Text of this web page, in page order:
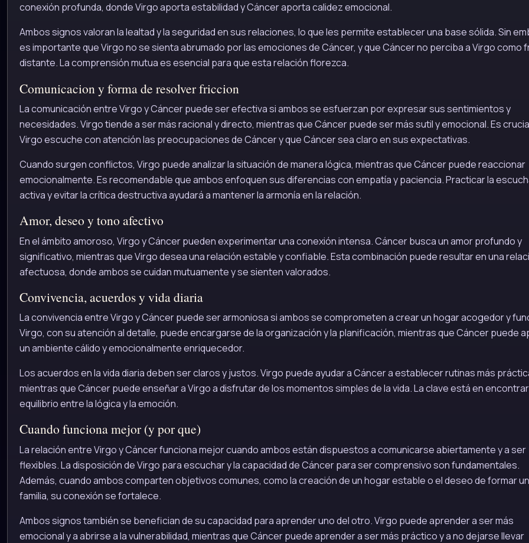
conexión profunda, donde Virgo aporta estabilidad y Cáncer aporta calidez emocional.
Ambos signos valoran la lealtad y la seguridad en sus relaciones, lo que les permite establecer una base sólida. Sin
es importante que Virgo no se sienta abrumado por las emociones de Cáncer, y que Cáncer no perciba a Virgo como
distante. La comprensión mutua es esencial para que esta relación florezca.
Comunicacion y forma de resolver friccion
La comunicación entre Virgo y Cáncer puede ser efectiva si ambos se esfuerzan por expresar sus sentimientos y
necesidades. Virgo tiende a ser más racional y directo, mientras que Cáncer puede ser más sutil y emocional. Es
Virgo escuche con atención las preocupaciones de Cáncer y que Cáncer sea claro en sus expectativas.
Cuando surgen conflictos, Virgo puede analizar la situación de manera lógica, mientras que Cáncer puede reaccionar
emocionalmente. Es recomendable que ambos enfoquen sus diferencias con empatía y paciencia. Practicar la
activa y evitar la crítica destructiva ayudará a mantener la armonía en la relación.
Amor, deseo y tono afectivo
En el ámbito amoroso, Virgo y Cáncer pueden experimentar una conexión intensa. Cáncer busca un amor profundo y
significativo, mientras que Virgo desea una relación estable y confiable. Esta combinación puede resultar en una
afectuosa, donde ambos se cuidan mutuamente y se sienten valorados.
Convivencia, acuerdos y vida diaria
La convivencia entre Virgo y Cáncer puede ser armoniosa si ambos se comprometen a crear un hogar acogedor y
Virgo, con su atención al detalle, puede encargarse de la organización y la planificación, mientras que Cáncer puede
un ambiente cálido y emocionalmente enriquecedor.
Los acuerdos en la vida diaria deben ser claros y justos. Virgo puede ayudar a Cáncer a establecer rutinas más
mientras que Cáncer puede enseñar a Virgo a disfrutar de los momentos simples de la vida. La clave está en
equilibrio entre la lógica y la emoción.
Cuando funciona mejor (y por que)
La relación entre Virgo y Cáncer funciona mejor cuando ambos están dispuestos a comunicarse abiertamente y a ser
flexibles. La disposición de Virgo para escuchar y la capacidad de Cáncer para ser comprensivo son fundamentales.
Además, cuando ambos comparten objetivos comunes, como la creación de un hogar estable o el deseo de formar
familia, su conexión se fortalece.
Ambos signos también se benefician de su capacidad para aprender uno del otro. Virgo puede aprender a ser más
emocional y a abrirse a la vulnerabilidad, mientras que Cáncer puede aprender a ser más práctico y a no dejarse llevar